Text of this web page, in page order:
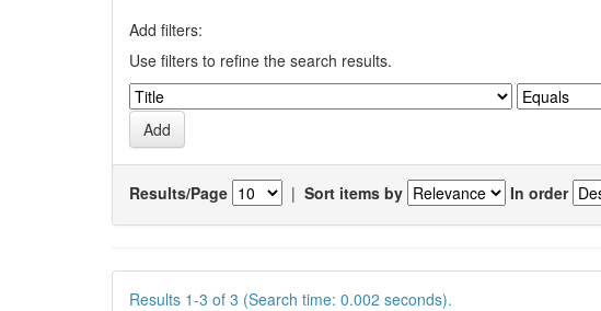
Add filters:
Use filters to refine the search results.
Results/Page | Sort items by In order
Results 1-3 of 3 (Search time: 0.002 seconds).